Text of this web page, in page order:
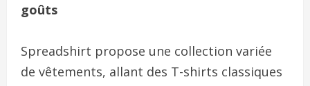
goûts
Spreadshirt propose une collection variée
de vêtements, allant des T-shirts classiques